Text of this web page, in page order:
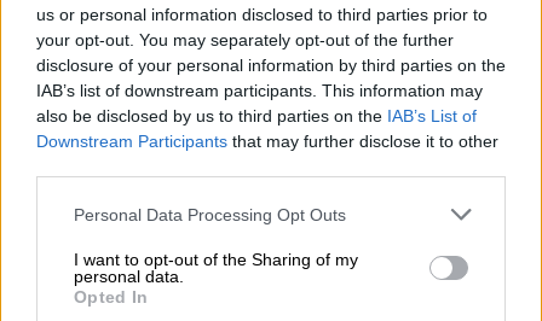
us or personal information disclosed to third parties prior to
your opt-out. You may separately opt-out of the further
disclosure of your personal information by third parties on the
IAB’s list of downstream participants. This information may
also be disclosed by us to third parties on the IAB’s List of
Downstream Participants that may further disclose it to other
Please note that this website/app uses one or more Google
not limited to your visit or usage behaviour. You may click to
grant or deny consent to Google and its third-party tags to
use your data for below specified purposes in below Google
Personal Data Processing Opt Outs
I want to opt-out of the Sharing of my
personal data.
Opted In
ΔΙΑΒΑΣΤΕ ΕΠΙΣΗΣ
Καιρός|24.02.2024 18:39
Μαρουσάκης: Γραμμή λαίλαπας θα
σαρώσει τη χώρα - Πού θα «χτυπήσει»
η κακοκαιρία τις επόμενες ώρες
Πιο αναλυτικά: